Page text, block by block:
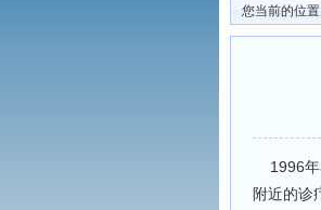
您当前的位置
1996年
附近的诊